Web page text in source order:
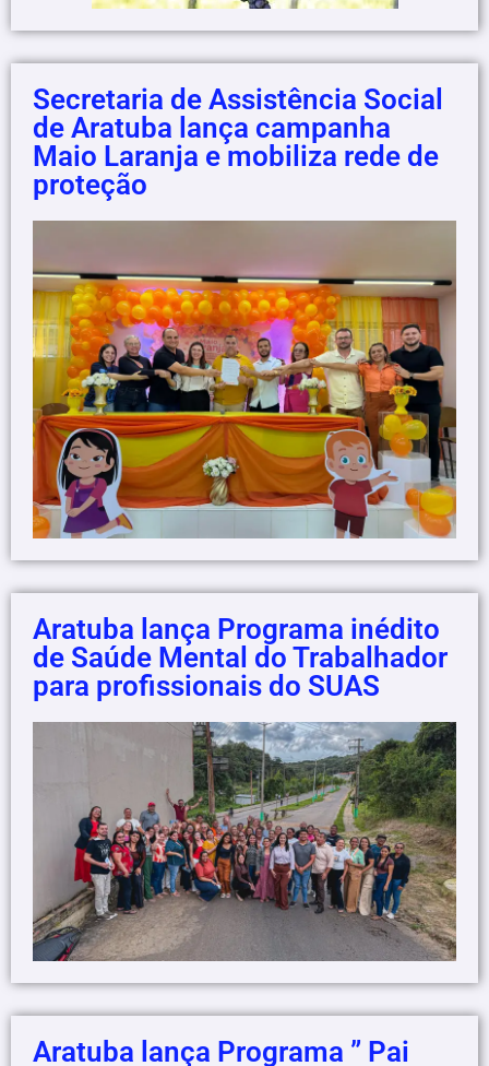
Secretaria de Assistência Social
de Aratuba lança campanha
Maio Laranja e mobiliza rede de
proteção
Aratuba lança Programa inédito
de Saúde Mental do Trabalhador
para profissionais do SUAS
Aratuba lança Programa ” Pai